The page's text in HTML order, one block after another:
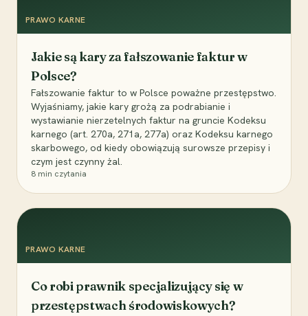
PRAWO KARNE
Jakie są kary za fałszowanie faktur w
Polsce?
Fałszowanie faktur to w Polsce poważne przestępstwo.
Wyjaśniamy, jakie kary grożą za podrabianie i
wystawianie nierzetelnych faktur na gruncie Kodeksu
karnego (art. 270a, 271a, 277a) oraz Kodeksu karnego
skarbowego, od kiedy obowiązują surowsze przepisy i
czym jest czynny żal.
8 min czytania
PRAWO KARNE
Co robi prawnik specjalizujący się w
przestępstwach środowiskowych?